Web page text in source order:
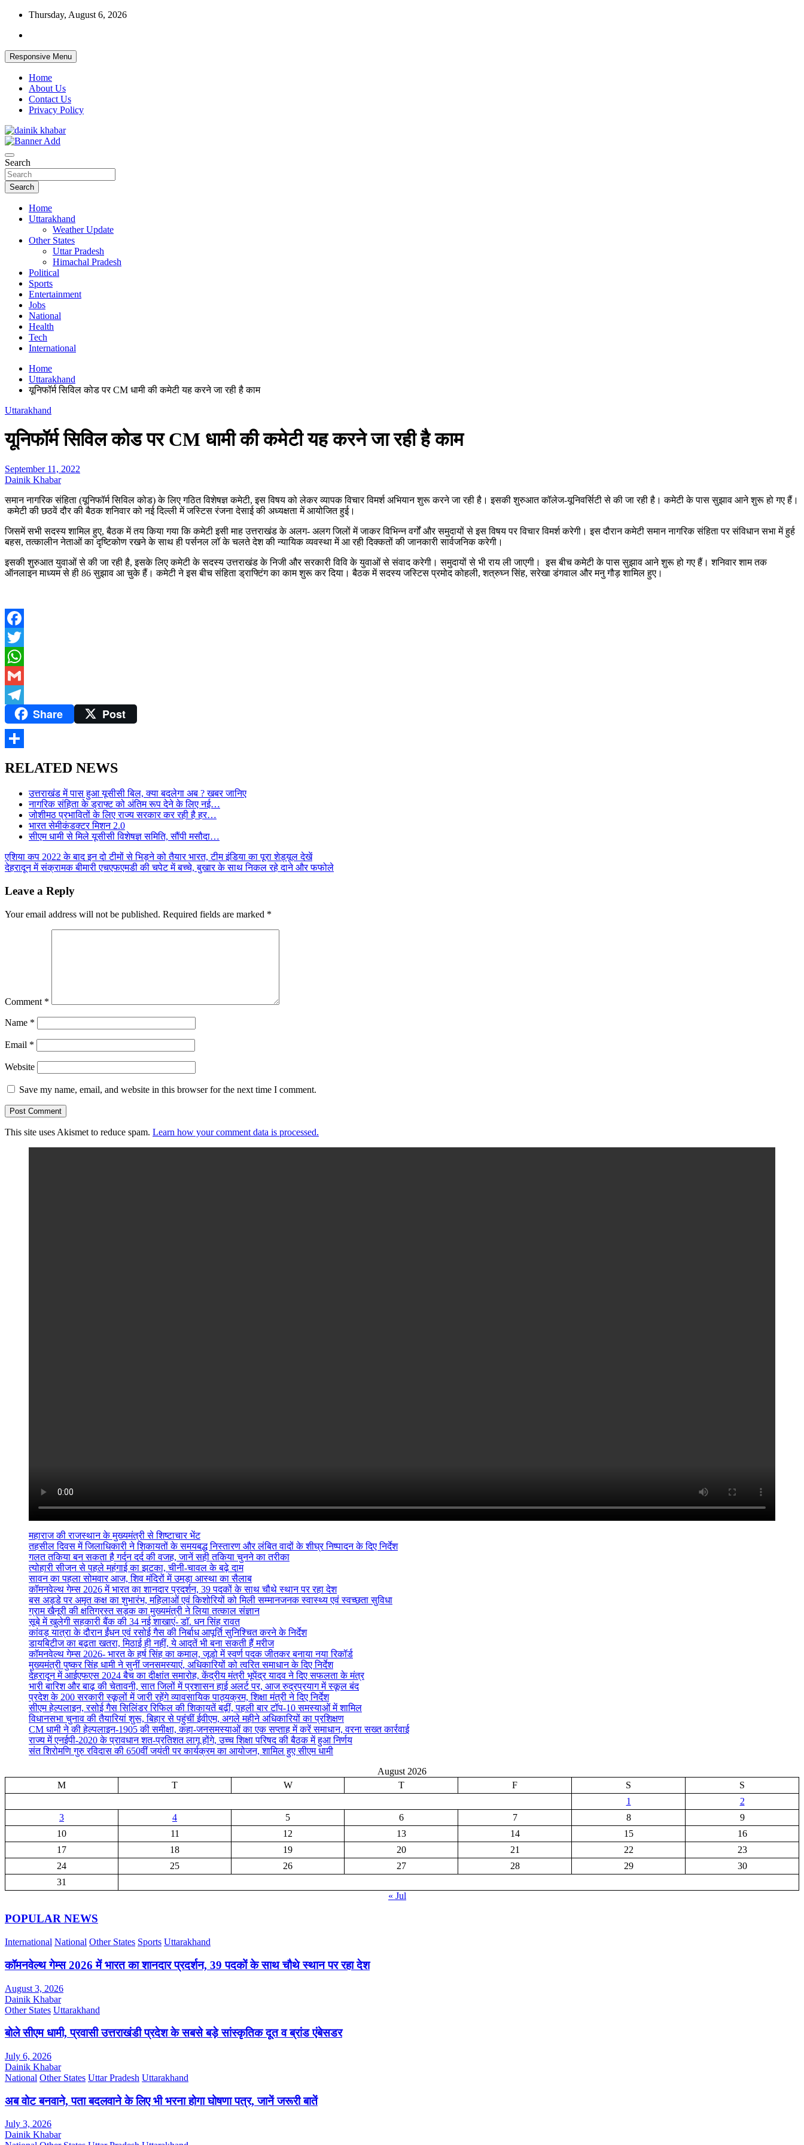
Skip
content
Thursday, August 6, 2026
Responsive Menu
Home
About Us
Contact Us
Privacy Policy
Dainikkhabar.in – Uttarakhand Daily Hindi News Website
Search
Search
Home
Uttarakhand
Weather Update
Other States
Uttar Pradesh
Himachal Pradesh
Political
Sports
Entertainment
Jobs
National
Health
Tech
International
Home
Uttarakhand
यूनिफॉर्म सिविल कोड पर CM धामी की कमेटी यह करने जा रही है काम
Uttarakhand
यूनिफॉर्म सिविल कोड पर CM धामी की कमेटी यह करने जा रही है काम
September 11, 2022
Dainik Khabar
समान नागरिक संहिता (यूनिफॉर्म सिविल कोड) के लिए गठित विशेषज्ञ कमेटी, इस विषय को लेकर व्यापक विचार विमर्श अभियान शुरू करने जा रही है। इसकी शुरुआत कॉलेज-यूनिवर्सिटी से की जा रही है। कमेटी के पास सुझाव आने शुरू हो गए हैं।
कमेटी की छठवें दौर की बैठक शनिवार को नई दिल्ली में जस्टिस रंजना देसाई की अध्यक्षता में आयोजित हुई।
जिसमें सभी सदस्य शामिल हुए, बैठक में तय किया गया कि कमेटी इसी माह उत्तराखंड के अलग- अलग जिलों में जाकर विभिन्न वर्गों और समुदायों से इस विषय पर विचार विमर्श करेगी। इस दौरान कमेटी समान नागरिक संहिता पर संविधान सभा में हुर्ह
बहस, तत्कालीन नेताओं का दृष्टिकोण रखने के साथ ही पर्सनल लॉ के चलते देश की न्यायिक व्यवस्था में आ रही दिक्कतों की जानकारी सार्वजनिक करेगी।
इसकी शुरुआत युवाओं से की जा रही है, इसके लिए कमेटी के सदस्य उत्तराखंड के निजी और सरकारी विवि के युवाओं से संवाद करेगी। समुदायों से भी राय ली जाएगी। इस बीच कमेटी के पास सुझाव आने शुरू हो गए हैं। शनिवार शाम तक
ऑनलाइन माध्यम से ही 86 सुझाव आ चुके हैं। कमेटी ने इस बीच संहिता ड्राफ्टिंग का काम शुरू कर दिया। बैठक में सदस्य जस्टिस प्रमोद कोहली, शत्रुघ्न सिंह, सरेखा डंगवाल और मनु गौड़ शामिल हुए।
Facebook
Twitter
WhatsApp
Gmail
TelegramShare Post
RELATED NEWS
उत्तराखंड में पास हुआ यूसीसी बिल, क्या बदलेगा अब ? खबर जानिए
नागरिक संहिता के ड्राफ्ट को अंतिम रूप देने के लिए नई…
जोशीमठ प्रभावितों के लिए राज्य सरकार कर रही है हर…
भारत सेमीकंडक्टर मिशन 2.0
सीएम धामी से मिले यूसीसी विशेषज्ञ समिति, सौंपी मसौदा…
Post
navigation
एशिया कप 2022 के बाद इन दो टीमों से भिड़ने को तैयार भारत, टीम इंडिया का पूरा शेड्यूल देखें
देहरादून में संक्रामक बीमारी एचएफएमडी की चपेट में बच्चे, बुखार के साथ निकल रहे दाने और फफोले
Leave a Reply
Your email address will not be published. Required fields are marked *
Comment *
Name *
Email *
Website
Save my name, email, and website in this browser for the next time I comment.
This site uses Akismet to reduce spam. Learn how your comment data is processed.
महाराज की राजस्थान के मुख्यमंत्री से शिष्टाचार भेंट
तहसील दिवस में जिलाधिकारी ने शिकायतों के समयबद्ध निस्तारण और लंबित वादों के शीघ्र निष्पादन के दिए निर्देश
गलत तकिया बन सकता है गर्दन दर्द की वजह, जानें सही तकिया चुनने का तरीका
त्योहारी सीजन से पहले महंगाई का झटका, चीनी-चावल के बढ़े दाम
सावन का पहला सोमवार आज, शिव मंदिरों में उमड़ा आस्था का सैलाब
कॉमनवेल्थ गेम्स 2026 में भारत का शानदार प्रदर्शन, 39 पदकों के साथ चौथे स्थान पर रहा देश
बस अड्डे पर अमृत कक्ष का शुभारंभ, महिलाओं एवं किशोरियों को मिली सम्मानजनक स्वास्थ्य एवं स्वच्छता सुविधा
ग्राम खैनूरी की क्षतिग्रस्त सड़क का मुख्यमंत्री ने लिया तत्काल संज्ञान
सूबे में खुलेगी सहकारी बैंक की 34 नई शाखाएं- डाॅ. धन सिंह रावत
कांवड़ यात्रा के दौरान ईंधन एवं रसोई गैस की निर्बाध आपूर्ति सुनिश्चित करने के निर्देश
डायबिटीज का बढ़ता खतरा, मिठाई ही नहीं, ये आदतें भी बना सकती हैं मरीज
कॉमनवेल्थ गेम्स 2026- भारत के हर्ष सिंह का कमाल, जूडो में स्वर्ण पदक जीतकर बनाया नया रिकॉर्ड
मुख्यमंत्री पुष्कर सिंह धामी ने सुनीं जनसमस्याएं, अधिकारियों को त्वरित समाधान के दिए निर्देश
देहरादून में आईएफएस 2024 बैच का दीक्षांत समारोह, केंद्रीय मंत्री भूपेंद्र यादव ने दिए सफलता के मंत्र
भारी बारिश और बाढ़ की चेतावनी, सात जिलों में प्रशासन हाई अलर्ट पर, आज रुद्रप्रयाग में स्कूल बंद
प्रदेश के 200 सरकारी स्कूलों में जारी रहेंगे व्यावसायिक पाठ्यक्रम, शिक्षा मंत्री ने दिए निर्देश
सीएम हेल्पलाइन, रसोई गैस सिलिंडर रिफिल की शिकायतें बढ़ीं, पहली बार टॉप-10 समस्याओं में शामिल
विधानसभा चुनाव की तैयारियां शुरू, बिहार से पहुंचीं ईवीएम, अगले महीने अधिकारियों का प्रशिक्षण
CM धामी ने की हेल्पलाइन-1905 की समीक्षा, कहा-जनसमस्याओं का एक सप्ताह में करें समाधान, वरना सख्त कार्रवाई
राज्य में एनईपी-2020 के प्रावधान शत-प्रतिशत लागू होंगे, उच्च शिक्षा परिषद की बैठक में हुआ निर्णय
संत शिरोमणि गुरु रविदास की 650वीं जयंती पर कार्यक्रम का आयोजन, शामिल हुए सीएम धामी
August 2026
M
T W T F S
S
1
2
3
4 5 6 7 8
9
10
11 12 13 14 15
16
17
18 19 20 21 22
23
24
25 26 27 28 29
30
31
« Jul
POPULAR NEWS
International National Other States Sports Uttarakhand
कॉमनवेल्थ गेम्स 2026 में भारत का शानदार प्रदर्शन, 39 पदकों के साथ चौथे स्थान पर रहा देश
August 3, 2026
Dainik Khabar
Other States Uttarakhand
बोले सीएम धामी, प्रवासी उत्तराखंडी प्रदेश के सबसे बड़े सांस्कृतिक दूत व ब्रांड एंबेसडर
July 6, 2026
Dainik Khabar
National Other States Uttar Pradesh Uttarakhand
अब वोट बनवाने, पता बदलवाने के लिए भी भरना होगा घोषणा पत्र, जानें जरूरी बातें
July 3, 2026
Dainik Khabar